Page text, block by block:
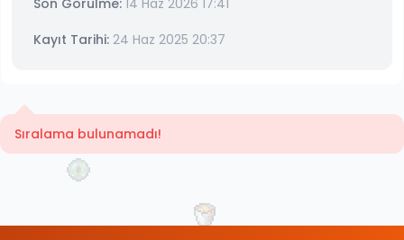
Son Görülme: 14 Haz 2026 17:41
Kayıt Tarihi: 24 Haz 2025 20:37
Sıralama bulunamadı!